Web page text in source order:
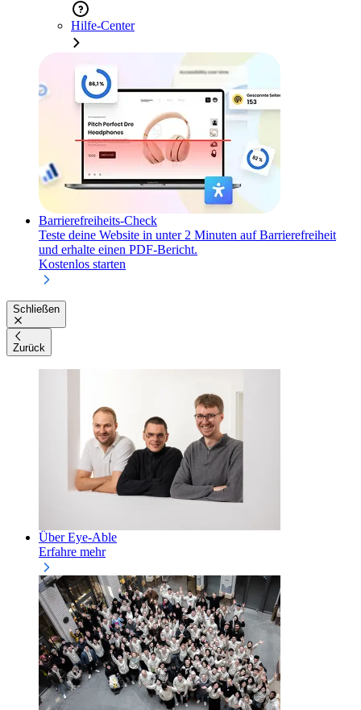
Hilfe-Center
Barrierefreiheits-Check
Teste deine Website in unter 2 Minuten auf Barrierefreiheit
und erhalte einen PDF-Bericht.
Kostenlos starten
Schließen
Zurück
Über Eye-Able
Erfahre mehr